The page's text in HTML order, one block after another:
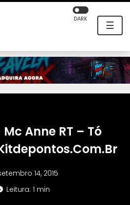
☰
DARK
Anne RT – Tó
14, 2015
Leitura: 1 min